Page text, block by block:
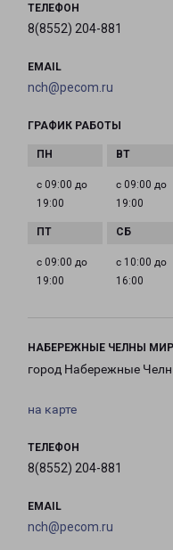
ТЕЛЕФОН
8(8552) 204-881
EMAIL
nch@pecom.ru
ГРАФИК РАБОТЫ
с 09:00 до
19:00
с 09:00 до
19:00
с 09:00 до
19:00
с 10:00 до
16:00
НАБЕРЕЖНЫЕ ЧЕЛНЫ
город Набережные
на карте
ТЕЛЕФОН
8(8552) 204-881
EMAIL
nch@pecom.ru